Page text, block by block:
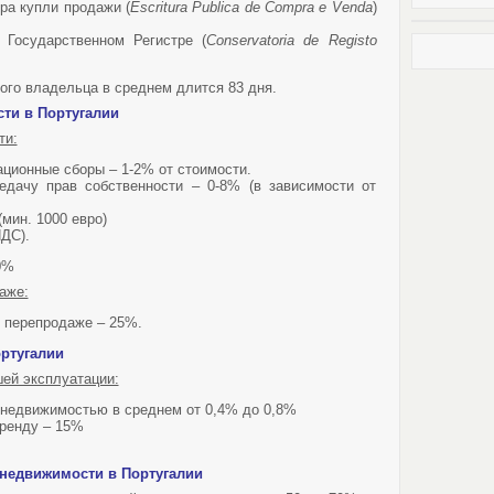
купли продажи (EscrituraPublica de Comprae Venda)
Регистре (Conservatoriade Registo
владельца в среднем длится 83 дня.
в Португалии
сборы – 1-2% от стоимости.
прав собственности – 0-8% (в зависимости от
1000 евро)
перепродаже – 25%.
эксплуатации:
в среднем от 0,4% до 0,8%
– 15%
в Португалии